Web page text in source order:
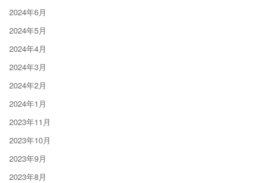
2024年6月
2024年5月
2024年4月
2024年3月
2024年2月
2024年1月
2023年11月
2023年10月
2023年9月
2023年8月